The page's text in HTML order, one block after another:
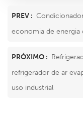
PREV :
economia de energia
PRÓXIMO :
refrigerador de ar
uso industrial